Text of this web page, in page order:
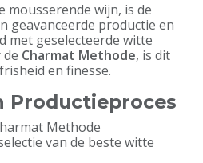
mousserende wijn, is de
geavanceerde productie en
met geselecteerde witte
Charmat Methode, is dit
en finesse.
Productieproces
Methode
van de beste witte